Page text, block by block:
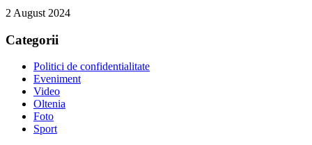
2 August 2024
Categorii
Politici de confidentialitate
Eveniment
Video
Oltenia
Foto
Sport